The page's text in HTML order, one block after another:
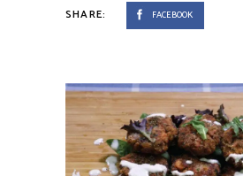
SHARE: FACEBOOK